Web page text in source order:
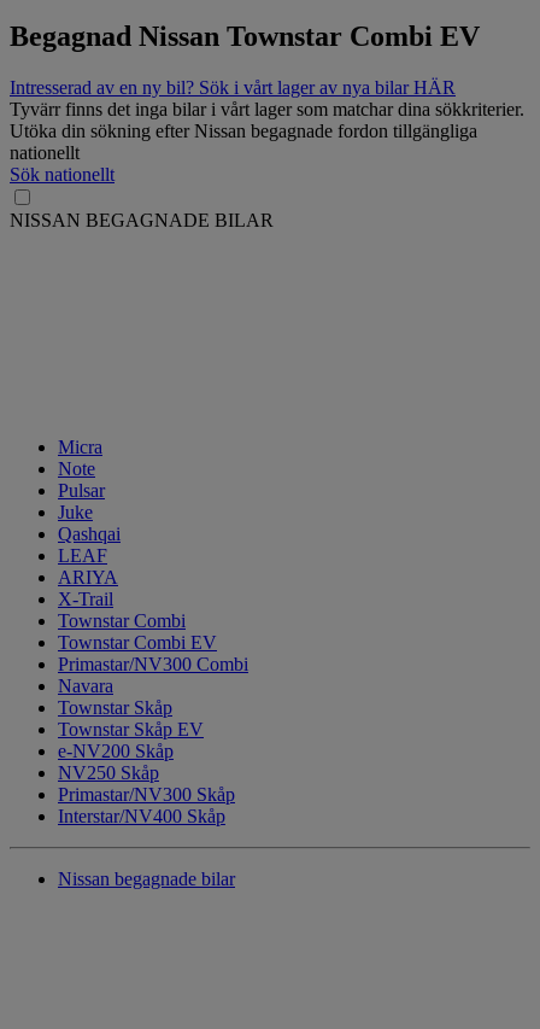
Begagnad Nissan Townstar Combi EV
Intresserad av en ny bil? Sök i vårt lager av nya bilar HÄR
Tyvärr finns det inga bilar i vårt lager som matchar dina sökkriterier.
Utöka din sökning efter Nissan begagnade fordon tillgängliga
nationellt
Sök nationellt
NISSAN BEGAGNADE BILAR
Micra
Note
Pulsar
Juke
Qashqai
LEAF
ARIYA
X-Trail
Townstar Combi
Townstar Combi EV
Primastar/NV300 Combi
Navara
Townstar Skåp
Townstar Skåp EV
e-NV200 Skåp
NV250 Skåp
Primastar/NV300 Skåp
Interstar/NV400 Skåp
Nissan begagnade bilar